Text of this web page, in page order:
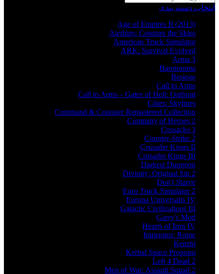
انتخاب دسته بندی
Age of Empires II (2013)
Airships: Conquer the Skies
American Truck Simulator
ARK: Survival Evolved
Arma 3
Barotrauma
Besiege
Call to Arms
Call to Arms – Gates of Hell: Ostfront
Cities: Skylines
Command & Conquer Remastered Collection
Company of Heroes 2
Cossacks 3
Counter-Strike 2
Crusader Kings II
Crusader Kings III
Darkest Dungeon
Divinity: Original Sin 2
Don't Starve
Euro Truck Simulator 2
Europa Universalis IV
Galactic Civilizations III
Garry's Mod
Hearts of Iron IV
Imperator: Rome
Kenshi
Kerbal Space Program
Left 4 Dead 2
Men of War: Assault Squad 2